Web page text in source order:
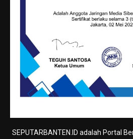
SEPUTARBANTEN.ID adalah Portal